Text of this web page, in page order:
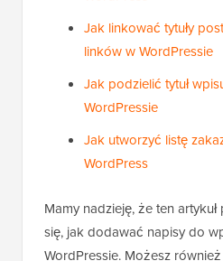
Jak linkować tytuły
Jak podzielić tytuł
Jak utworzyć listę
Mamy nadzieję, że ten artykuł
się, jak dodawać napisy do